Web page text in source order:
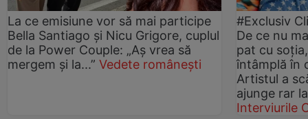
La ce emisiune vor să mai participe
Bella Santiago și Nicu Grigore, cuplul
de la Power Couple: „Aș vrea să
mergem și la...” Vedete românești
#Exclusiv
De ce nu
pat cu
întâmplă în
Artistul a
ajunge rar
Interviurile